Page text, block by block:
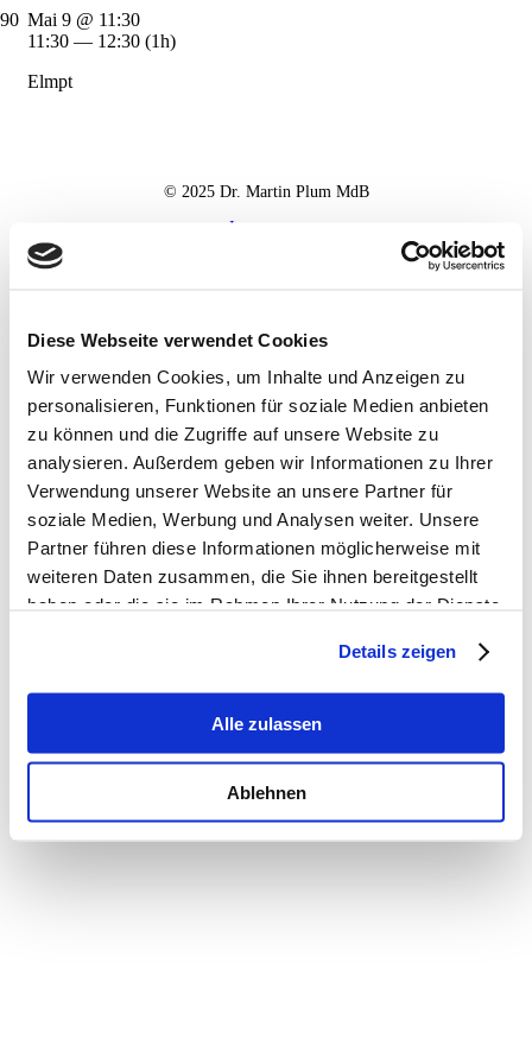
Diese Webseite verwendet Cookies
Wir verwenden Cookies, um Inhalte und Anzeigen zu
personalisieren, Funktionen für soziale Medien anbieten
zu können und die Zugriffe auf unsere Website zu
analysieren. Außerdem geben wir Informationen zu Ihrer
Verwendung unserer Website an unsere Partner für
soziale Medien, Werbung und Analysen weiter. Unsere
Partner führen diese Informationen möglicherweise mit
weiteren Daten zusammen, die Sie ihnen bereitgestellt
haben oder die sie im Rahmen Ihrer Nutzung der Dienste
Details zeigen
Alle zulassen
Ablehnen
Mai 9 @ 11:30
11:30 — 12:30 (1h)
Elmpt
© 2025 Dr. Martin Plum MdB
Impressum